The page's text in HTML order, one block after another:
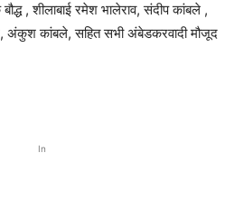
, शीलाबाई रमेश भालेराव, संदीप कांबले ,
अंकुश कांबले, सहित सभी अंबेडकरवादी मौजूद
In